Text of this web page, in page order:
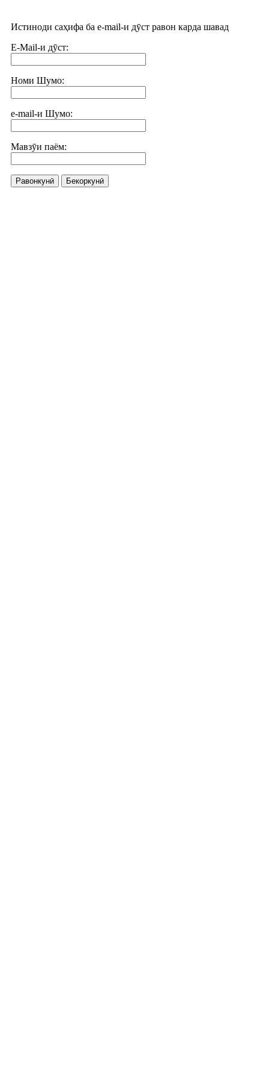
Истиноди саҳифа ба e-mail-и дӯст равон карда шавад
E-Mail-и дӯст:
Номи Шумо:
e-mail-и Шумо:
Мавзӯи паём:
Равонкунӣ Бекоркунӣ